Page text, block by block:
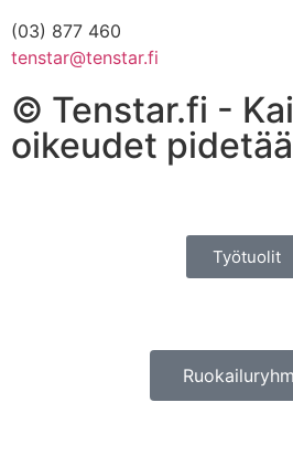
(03) 877 460
tenstar@tenstar.fi
© Tenstar.fi -
oikeudet
Työtuolit